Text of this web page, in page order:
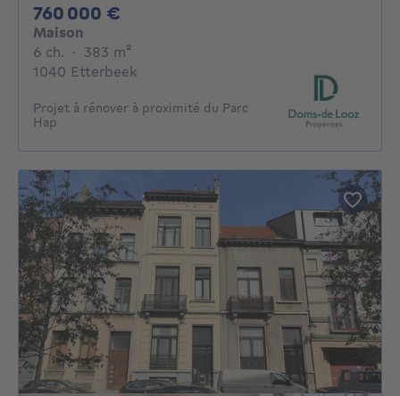
760 000 €
Maison
6 ch. 6 chambres
· 383 m²
1040 Etterbeek
Projet à rénover à proximité du Parc
Hap